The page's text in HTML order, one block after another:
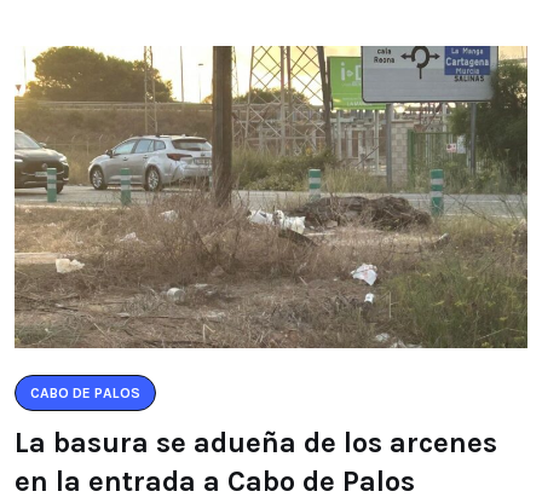
CABO DE PALOS
La basura se adueña de los arcenes
en la entrada a Cabo de Palos